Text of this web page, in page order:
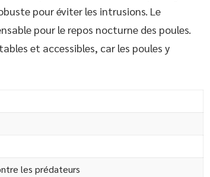
pour éviter les intrusions. Le
pour le repos nocturne des poules.
et accessibles, car les poules y
les prédateurs